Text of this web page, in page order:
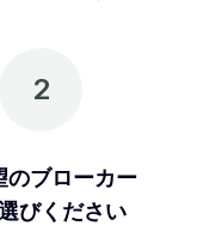
2
のブローカー
びください